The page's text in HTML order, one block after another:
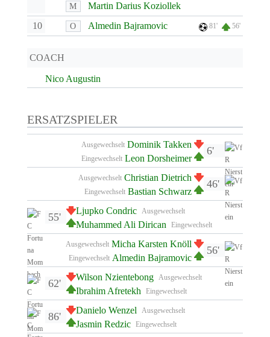
M
Martin Darius Koziollek
10
O Almedin Bajramovic 81' 56'
COACH
Nico Augustin
ERSATZSPIELER
6'
Ausgewechselt Dominik Takken
Eingewechselt Leon Dorsheimer
46'
Ausgewechselt Christian Dietrich
Eingewechselt Bastian Schwarz
Ausgewechselt
Ljupko Condric
Eingewechselt
Muhammed Ali Dirican
55'
56'
Ausgewechselt Micha Karsten Knöll
Eingewechselt Almedin Bajramovic
Ausgewechselt
Wilson Nzientebong
Eingewechselt
Ibrahim Afretekh
62'
Ausgewechselt
Danielo Wenzel
Eingewechselt
Jasmin Redzic
86'